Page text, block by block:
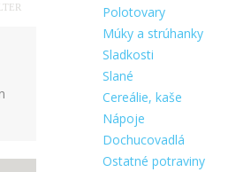
Polotovary
Múky a strúhanky
Sladkosti
Slané
Cereálie, kaše
Nápoje
Dochucovadlá
Ostatné potraviny